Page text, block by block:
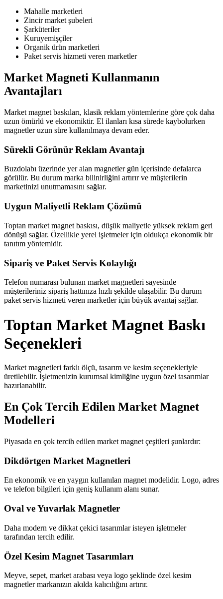
Mahalle marketleri
Zincir market şubeleri
Şarküteriler
Kuruyemişçiler
Organik ürün marketleri
Paket servis hizmeti veren marketler
Market Magneti Kullanmanın
Avantajları
Market magnet baskıları, klasik reklam yöntemlerine göre çok daha
uzun ömürlü ve ekonomiktir. El ilanları kısa sürede kaybolurken
magnetler uzun süre kullanılmaya devam eder.
Sürekli Görünür Reklam Avantajı
Buzdolabı üzerinde yer alan magnetler gün içerisinde defalarca
görülür. Bu durum marka bilinirliğini artırır ve müşterilerin
marketinizi unutmamasını sağlar.
Uygun Maliyetli Reklam Çözümü
Toptan market magnet baskısı, düşük maliyetle yüksek reklam geri
dönüşü sağlar. Özellikle yerel işletmeler için oldukça ekonomik bir
tanıtım yöntemidir.
Sipariş ve Paket Servis Kolaylığı
Telefon numarası bulunan market magnetleri sayesinde
müşterileriniz sipariş hattınıza hızlı şekilde ulaşabilir. Bu durum
paket servis hizmeti veren marketler için büyük avantaj sağlar.
Toptan Market Magnet Baskı
Seçenekleri
Market magnetleri farklı ölçü, tasarım ve kesim seçenekleriyle
üretilebilir. İşletmenizin kurumsal kimliğine uygun özel tasarımlar
hazırlanabilir.
En Çok Tercih Edilen Market Magnet
Modelleri
Piyasada en çok tercih edilen market magnet çeşitleri şunlardır:
Dikdörtgen Market Magnetleri
En ekonomik ve en yaygın kullanılan magnet modelidir. Logo, adres
ve telefon bilgileri için geniş kullanım alanı sunar.
Oval ve Yuvarlak Magnetler
Daha modern ve dikkat çekici tasarımlar isteyen işletmeler
tarafından tercih edilir.
Özel Kesim Magnet Tasarımları
Meyve, sepet, market arabası veya logo şeklinde özel kesim
magnetler markanızın akılda kalıcılığını artırır.